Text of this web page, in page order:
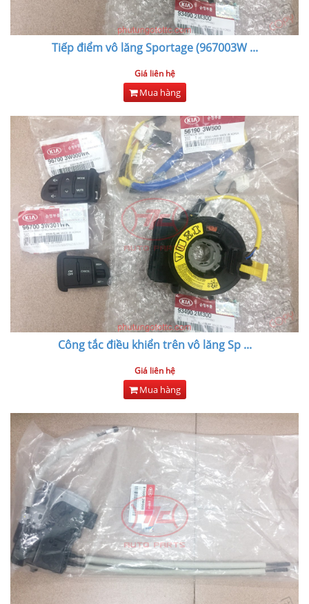
Tiếp điểm vô lăng Sportage (967003W...
Giá liên hệ
Mua hàng
Công tắc điều khiển trên vô lăng Sp...
Giá liên hệ
Mua hàng